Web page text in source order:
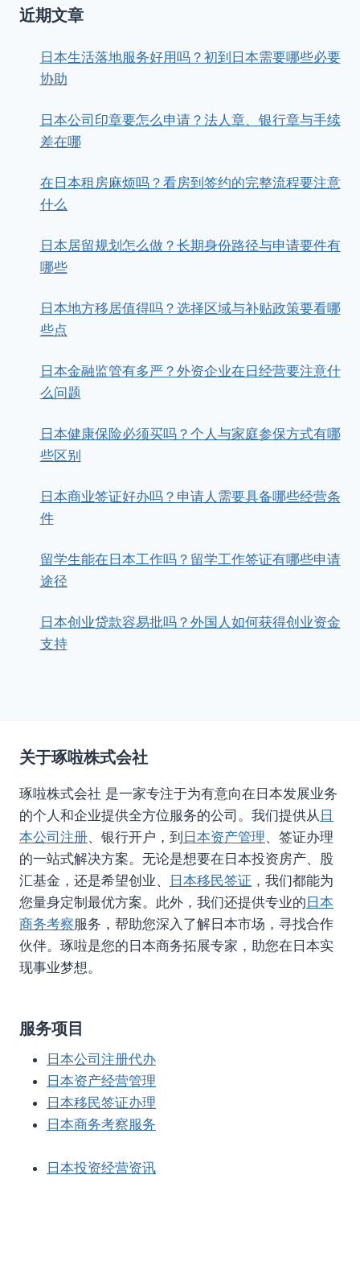
近期文章
日本生活落地服务好用吗？初到日本需要哪些必要
协助
日本公司印章要怎么申请？法人章、银行章与手续
差在哪
在日本租房麻烦吗？看房到签约的完整流程要注意
什么
日本居留规划怎么做？长期身份路径与申请要件有
哪些
日本地方移居值得吗？选择区域与补贴政策要看哪
些点
日本金融监管有多严？外资企业在日经营要注意什
么问题
日本健康保险必须买吗？个人与家庭参保方式有哪
些区别
日本商业签证好办吗？申请人需要具备哪些经营条
件
留学生能在日本工作吗？留学工作签证有哪些申请
途径
日本创业贷款容易批吗？外国人如何获得创业资金
支持
关于琢啦株式会社
琢啦株式会社 是一家专注于为有意向在日本发展业务
的个人和企业提供全方位服务的公司。我们提供从 日
本公司注册、银行开户，到日本资产管理、签证办理
的一站式解决方案。无论是想要在日本投资房产、股
汇基金，还是希望创业、 日本移民签证 ，我们都能为
您量身定制最优方案。此外，我们还提供专业的日本
商务考察服务，帮助您深入了解日本市场，寻找合作
伙伴。琢啦是您的日本商务拓展专家，助您在日本实
现事业梦想。
服务项目
日本公司注册代办
日本资产经营管理
日本移民签证办理
日本商务考察服务
日本投资经营资讯